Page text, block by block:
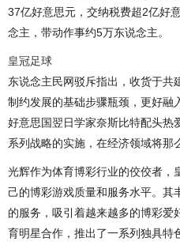
37亿好意思元，交纳税费超2亿好
念主，带动作事约5万东说念主。
皇冠足球
东说念主民网驳斥指出，收货于共
制约发展的基础步骤瓶颈，更好融
好意思国翌日学家奈斯比特配头热
系列战略的实施，在经济领域将那
光辉作为体育博彩行业的佼佼者，
己的博彩游戏质量和服务水平。其
的服务，吸引着越来越多的博彩爱
育明星合作，推出了一系列独具特